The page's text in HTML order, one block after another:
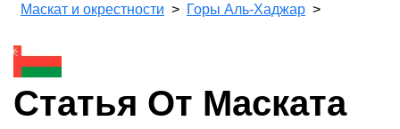
Маскат и окрестности
Горы Аль-Хаджар
Статья От Маската